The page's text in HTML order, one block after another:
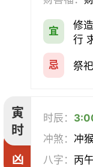
会亲友
入学
断蚁
破土
宜
修
行
忌 祭
寅
时
凶
时辰：
冲煞：冲猴
八字： 丙